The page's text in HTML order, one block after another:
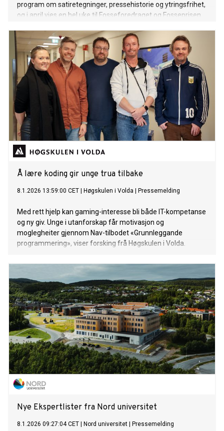
program om satiretegninger, pressehistorie og ytringsfrihet,
og i april vies en hel uke til Fosseforedraget og Fosseprisen
samisk litteratur og norsk spillhistorie, og møte gjester som
Marilynne Robinson, Christian Bloom, Siri Dokken, Brynjulf
Jung Tjønn, Madeleine Schultz, Kathrine Nedrejord og Toril
Moi på Solli plass.
Å lære koding gir unge trua tilbake
8.1.2026 13:59:00 CET Høgskulen i Volda Pressemelding
Med rett hjelp kan gaming-interesse bli både IT-kompetanse
og ny giv. Unge i utanforskap får motivasjon og
moglegheiter gjennom Nav-tilbodet «Grunnleggande
programmering», viser forsking frå Høgskulen i Volda.
Nye Ekspertlister fra Nord universitet
8.1.2026 09:27:04 CET Nord universitet Pressemelding